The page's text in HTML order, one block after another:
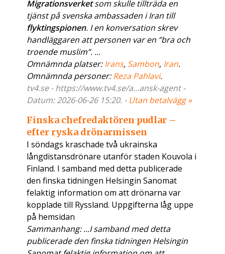
Migrationsverketsom skulle tillträda en
tjänst på svenska ambassaden i Iran till
flyktingspionen. I en konversation skrev
handläggaren att personen var en ”bra och
troende muslim”. ...
Omnämnda platser:Irans, Sambon, Iran.
Omnämnda personer:Reza Pahlavi.
tv4.se - https://www.tv4.se/a...ansk-agent -
Datum: 2026-06-26 15:20. - Utan betalvägg »
Finska chefredaktören pudlar –
efter ryska drönarmissen
I söndags kraschade två ukrainska
långdistansdrönare utanför staden Kouvola i
Finland. I samband med detta publicerade
den finska tidningen Helsingin Sanomat
felaktig information om att drönarna var
kopplade till Ryssland. Uppgifterna låg uppe
på hemsidan
Sammanhang: ...I samband med detta
publicerade den finska tidningen Helsingin